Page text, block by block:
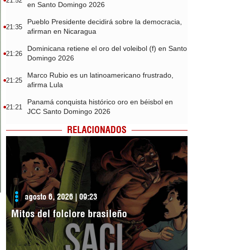
en Santo Domingo 2026
21:35
Pueblo Presidente decidirá sobre la democracia,
afirman en Nicaragua
21:26
Dominicana retiene el oro del voleibol (f) en Santo
Domingo 2026
21:25
Marco Rubio es un latinoamericano frustrado,
afirma Lula
21:21
Panamá conquista histórico oro en béisbol en
JCC Santo Domingo 2026
RELACIONADOS
agosto 6, 2026 | 09:23
Mitos del folclore brasileño